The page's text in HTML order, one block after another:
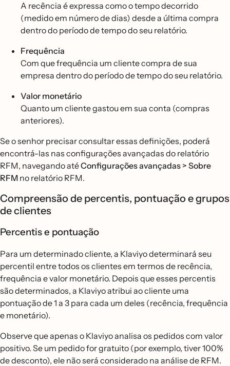
A recência é expressa como o tempo decorrido
(medido em número de dias) desde a última compra
dentro do período de tempo do seu relatório.
Frequência
Com que frequência um cliente compra de sua
empresa dentro do período de tempo do seu relatório.
Valor monetário
Quanto um cliente gastou em sua conta (compras
anteriores).
Se o senhor precisar consultar essas definições, poderá
encontrá-las nas configurações avançadas do relatório
RFM, navegando atéConfigurações avançadas > Sobre
RFM no relatório RFM.
Compreensão de percentis, pontuação e grupos
de clientes
Percentis e pontuação
Para um determinado cliente, a Klaviyo determinará seu
percentil entre todos os clientes em termos de recência,
frequência e valor monetário. Depois que esses percentis
são determinados, a Klaviyo atribui ao cliente uma
pontuação de 1 a 3 para cada um deles (recência, frequência
e monetário).
Observe que apenas o Klaviyo analisa os pedidos com valor
positivo. Se um pedido for gratuito (por exemplo, tiver 100%
de desconto), ele não será considerado na análise de RFM.